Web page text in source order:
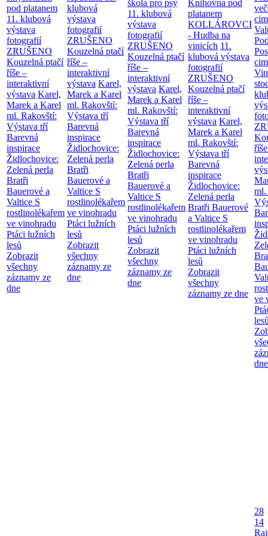
pod platanem
11. klubová
výstava
fotografií
ZRUŠENO
Kouzelná ptačí
říše –
interaktivní
výstava Karel,
Marek a Karel
ml. Rakovští:
Výstava tří
Barevná
inspirace
Židlochovice:
Zelená perla
Bratři
Bauerové a
Valtice S
rostlinolékařem
ve vinohradu
Ptáci lužních
lesů
Zobrazit
všechny
záznamy ze
dne
klubová
výstava
fotografií
ZRUŠENO
Kouzelná ptačí
říše –
interaktivní
výstava Karel,
Marek a Karel
ml. Rakovští:
Výstava tří
Barevná
inspirace
Židlochovice:
Zelená perla
Bratři
Bauerové a
Valtice S
rostlinolékařem
ve vinohradu
Ptáci lužních
lesů
Zobrazit
všechny
záznamy ze
dne
škola pro psy
11. klubová
výstava
fotografií
ZRUŠENO
Kouzelná ptačí
říše –
interaktivní
výstava Karel,
Marek a Karel
ml. Rakovští:
Výstava tří
Barevná
inspirace
Židlochovice:
Zelená perla
Bratři
Bauerové a
Valtice S
rostlinolékařem
ve vinohradu
Ptáci lužních
lesů
Zobrazit
všechny
záznamy ze
dne
Knihovna pod
platanem
KOLLÁROVCI
- Hudba na
vinicích 11.
klubová výstava
fotografií
ZRUŠENO
Kouzelná ptačí
říše –
interaktivní
výstava Karel,
Marek a Karel
ml. Rakovští:
Výstava tří
Barevná
inspirace
Židlochovice:
Zelená perla
Bratři Bauerové
a Valtice S
rostlinolékařem
ve vinohradu
Ptáci lužních
lesů
Zobrazit
všechny
záznamy ze dne
ml.
ve
dne
28
14